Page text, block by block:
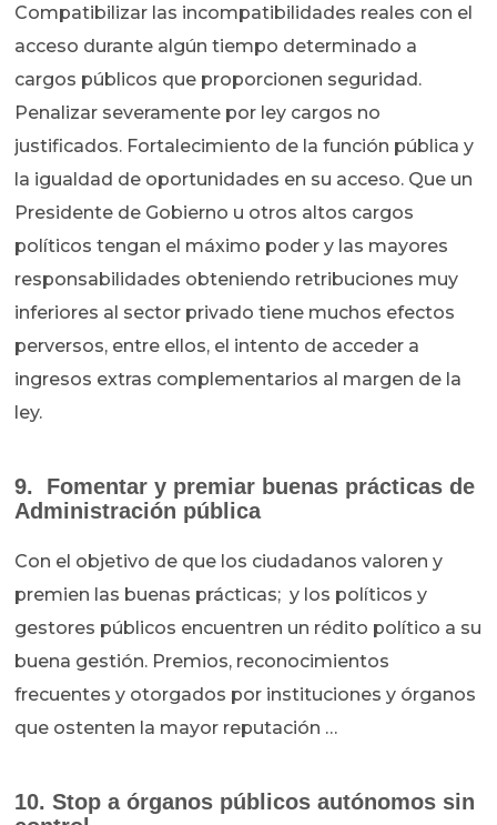
Compatibilizar las incompatibilidades reales con el
acceso durante algún tiempo determinado a
cargos públicos que proporcionen seguridad.
Penalizar severamente por ley cargos no
justificados. Fortalecimiento de la función pública y
la igualdad de oportunidades en su acceso. Que un
Presidente de Gobierno u otros altos cargos
políticos tengan el máximo poder y las mayores
responsabilidades obteniendo retribuciones muy
inferiores al sector privado tiene muchos efectos
perversos, entre ellos, el intento de acceder a
ingresos extras complementarios al margen de la
ley.
9. Fomentar y premiar buenas prácticas de
Administración pública
Con el objetivo de que los ciudadanos valoren y
premien las buenas prácticas; y los políticos y
gestores públicos encuentren un rédito político a su
buena gestión. Premios, reconocimientos
frecuentes y otorgados por instituciones y órganos
que ostenten la mayor reputación …
10. Stop a órganos públicos autónomos sin